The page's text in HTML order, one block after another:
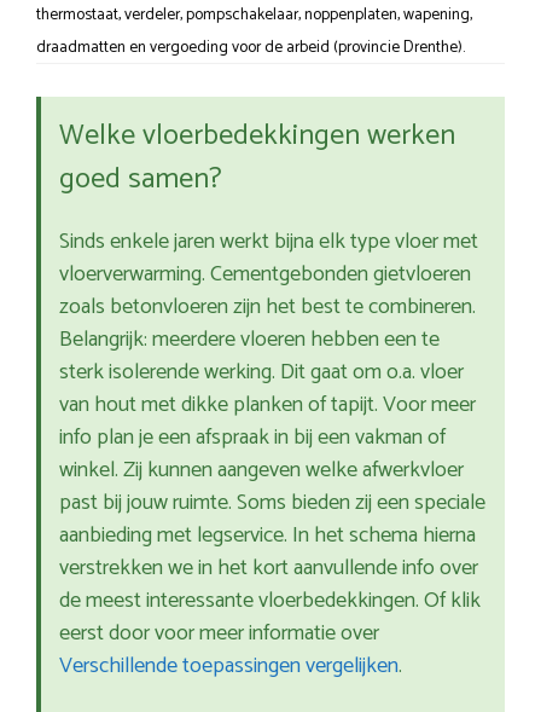
thermostaat, verdeler, pompschakelaar, noppenplaten, wapening,
draadmatten en vergoeding voor de arbeid (provincie Drenthe).
Welke vloerbedekkingen werken
goed samen?
Sinds enkele jaren werkt bijna elk type vloer met
vloerverwarming. Cementgebonden gietvloeren
zoals betonvloeren zijn het best te combineren.
Belangrijk: meerdere vloeren hebben een te
sterk isolerende werking. Dit gaat om o.a. vloer
van hout met dikke planken of tapijt. Voor meer
info plan je een afspraak in bij een vakman of
winkel. Zij kunnen aangeven welke afwerkvloer
past bij jouw ruimte. Soms bieden zij een speciale
aanbieding met legservice. In het schema hierna
verstrekken we in het kort aanvullende info over
de meest interessante vloerbedekkingen. Of klik
eerst door voor meer informatie over
Verschillende toepassingen vergelijken.